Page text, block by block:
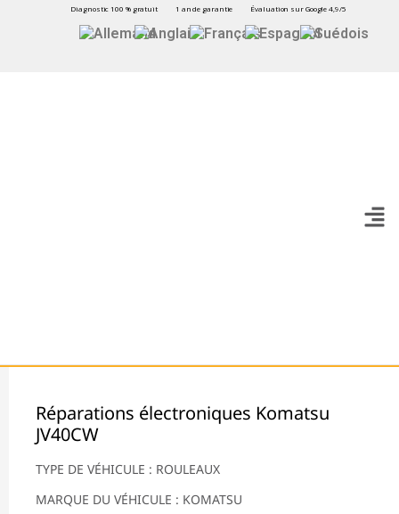
Diagnostic 100 % gratuit 1 an de garantie Évaluation sur Google 4,9/5
Réparations électroniques Komatsu
JV40CW
TYPE DE VÉHICULE : ROULEAUX
MARQUE DU VÉHICULE : KOMATSU